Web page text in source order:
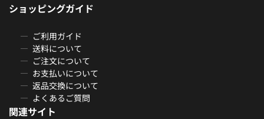
ショッピングガイド
ご利用ガイド
送料について
ご注文について
お支払いについて
返品交換について
よくあるご質問
関連サイト